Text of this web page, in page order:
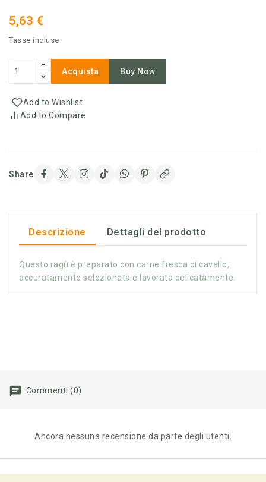
5,63 €
Tasse incluse
Acquista Buy Now
Add to Wishlist
Add to Compare
Share
Descrizione Dettagli del prodotto
Questo ragù è preparato con carne fresca di cavallo,
accuratamente selezionata e lavorata delicatamente.
Commenti (0)
Ancora nessuna recensione da parte degli utenti.